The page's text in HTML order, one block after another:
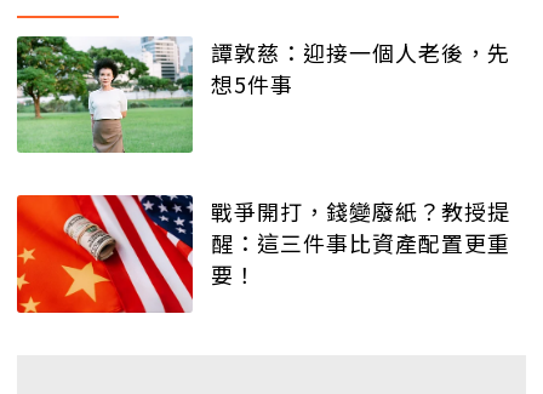
譚敦慈：迎接一個人老後，先
想5件事
戰爭開打，錢變廢紙？教授提
醒：這三件事比資產配置更重
要！